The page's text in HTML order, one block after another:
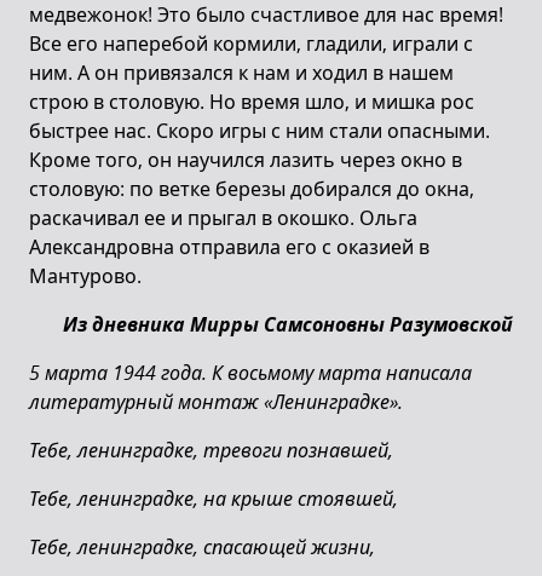
медвежонок! Это было счастливое для нас время!
Все его наперебой кормили, гладили, играли с
ним. А он привязался к нам и ходил в нашем
строю в столовую. Но время шло, и мишка рос
быстрее нас. Скоро игры с ним стали опасными.
Кроме того, он научился лазить через окно в
столовую: по ветке березы добирался до окна,
раскачивал ее и прыгал в окошко. Ольга
Александровна отправила его с оказией в
Мантурово.
Из дневника Мирры Самсоновны Разумовской
5 марта 1944 года. К восьмому марта написала
литературный монтаж «Ленинградке».
Тебе, ленинградке, тревоги познавшей,
Тебе, ленинградке, на крыше стоявшей,
Тебе, ленинградке, спасающей жизни,